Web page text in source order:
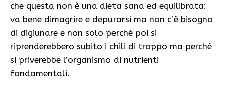
che questa non è una dieta sana ed equilibrata:
va bene dimagrire e depurarsi ma non c’è bisogno
di digiunare e non solo perché poi si
riprenderebbero subito i chili di troppo ma perché
si priverebbe l’organismo di nutrienti
fondamentali.